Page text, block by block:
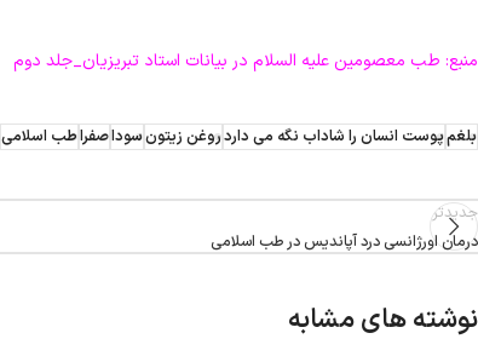
منبع: طب معصومین علیه السلام در بیانات استاد تبریزیان_جلد دوم
بلغمپوست انسان را شاداب نگه می داردروغن زیتونسوداصفراطب اسلامی
جدیدتر
درمان اورژانسی درد آپاندیس در طب اسلامی
نوشته های مشابه